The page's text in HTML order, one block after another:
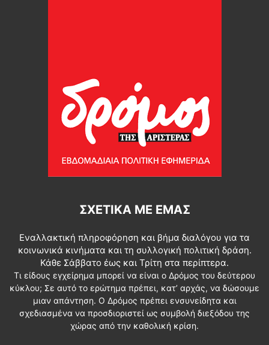
ΣΧΕΤΙΚΆ ΜΕ ΕΜΆΣ
Εναλλακτική πληροφόρηση και βήμα διαλόγου για τα
κοινωνικά κινήματα και τη συλλογική πολιτική δράση.
Κάθε Σάββατο έως και Τρίτη στα περίπτερα.
Τι είδους εγχείρημα μπορεί να είναι ο Δρόμος του δεύτερου
κύκλου; Σε αυτό το ερώτημα πρέπει, κατ’ αρχάς, να δώσουμε
μιαν απάντηση. Ο Δρόμος πρέπει ενσυνείδητα και
σχεδιασμένα να προσδιοριστεί ως συμβολή διεξόδου της
χώρας από την καθολική κρίση.